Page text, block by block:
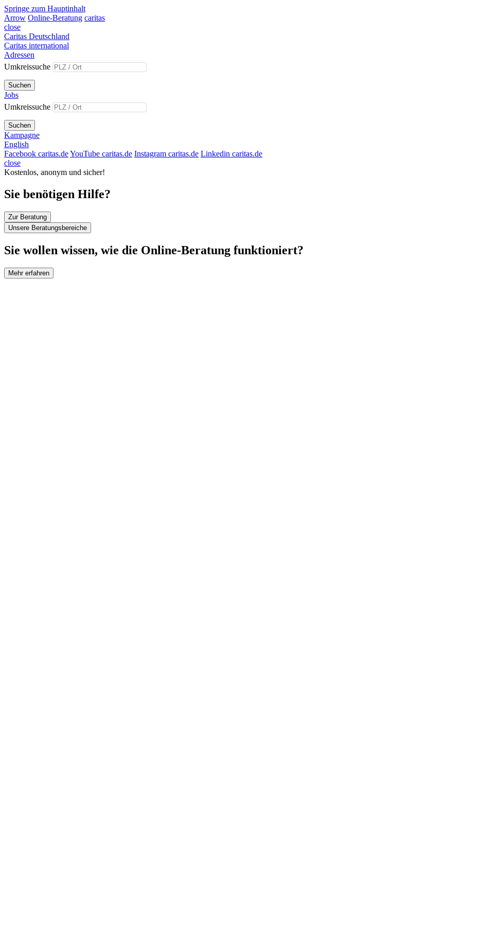
Springe zum Hauptinhalt
Arrow Online-Beratung caritas
close
Caritas Deutschland
Caritas international
Adressen
Umkreissuche
Suchen
Jobs
Umkreissuche
Suchen
Kampagne
English
Facebook caritas.deYouTube caritas.de Instagram caritas.de Linkedin caritas.de
close
Kostenlos, anonym und sicher!
Sie benötigen Hilfe?
Zur Beratung
Unsere Beratungsbereiche
Sie wollen wissen, wie die Online-Beratung funktioniert?
Mehr erfahren